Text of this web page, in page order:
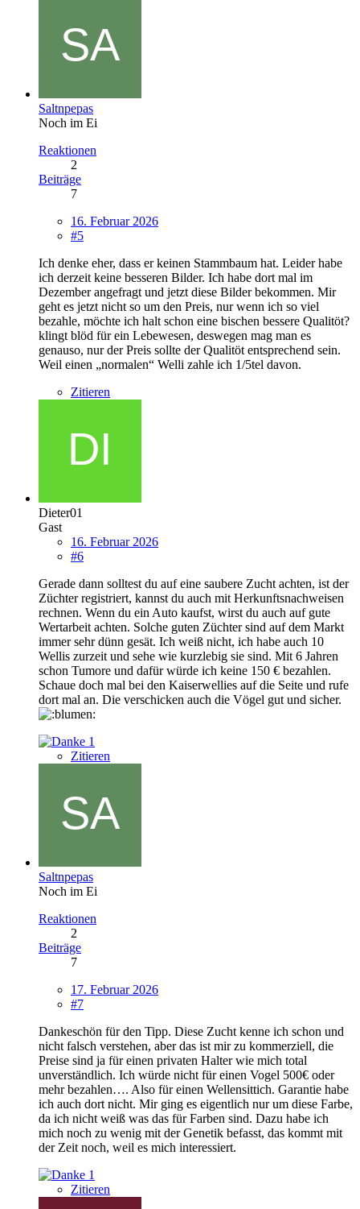
Saltnpepas
Noch im Ei
Reaktionen
2
Beiträge
7
16. Februar 2026
#5
Ich denke eher, dass er keinen Stammbaum hat. Leider habe
ich derzeit keine besseren Bilder. Ich habe dort mal im
Dezember angefragt und jetzt diese Bilder bekommen. Mir
geht es jetzt nicht so um den Preis, nur wenn ich so viel
bezahle, möchte ich halt schon eine bischen bessere Qualitöt?
klingt blöd für ein Lebewesen, deswegen mag man es
genauso, nur der Preis sollte der Qualitöt entsprechend sein.
Weil einen „normalen“ Welli zahle ich 1/5tel davon.
Zitieren
Dieter01
Gast
16. Februar 2026
#6
Gerade dann solltest du auf eine saubere Zucht achten, ist der
Züchter registriert, kannst du auch mit Herkunftsnachweisen
rechnen. Wenn du ein Auto kaufst, wirst du auch auf gute
Wertarbeit achten. Solche guten Züchter sind auf dem Markt
immer sehr dünn gesät. Ich weiß nicht, ich habe auch 10
Wellis zurzeit und sehe wie kurzlebig sie sind. Mit 6 Jahren
schon Tumore und dafür würde ich keine 150 € bezahlen.
Schaue doch mal bei den Kaiserwellies auf die Seite und rufe
dort mal an. Die verschicken auch die Vögel gut und sicher.
1
Zitieren
Saltnpepas
Noch im Ei
Reaktionen
2
Beiträge
7
17. Februar 2026
#7
Dankeschön für den Tipp. Diese Zucht kenne ich schon und
nicht falsch verstehen, aber das ist mir zu kommerziell, die
Preise sind ja für einen privaten Halter wie mich total
unverständlich. Ich würde nicht für einen Vogel 500€ oder
mehr bezahlen…. Also für einen Wellensittich. Garantie habe
ich auch dort nicht. Mir ging es eigentlich nur um diese Farbe,
da ich nicht weiß was das für Farben sind. Dazu habe ich
mich noch zu wenig mit der Genetik befasst, das kommt mit
der Zeit noch, weil es mich interessiert.
1
Zitieren